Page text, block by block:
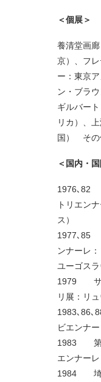
＜個展＞
養清堂画
京）、フ
ー：東京
ン・ブラ
ギルバー
リカ）、
国） その
＜国内・
1976､82
トリエン
ス）
1977､85
ンナーレ
ユーゴスラ
1979 サ
リ展：リ
1983､86
ビエンナ
1983 第1
エンナーレ
1984 埼